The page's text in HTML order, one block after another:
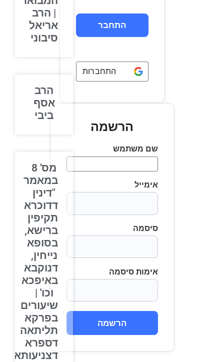
התחברות באמצעות
הרשמה
שם משתמש
אימייל
סיסמה
אימות סיסמה
הרשמה
| הרב
אריאל
סיבוני
הרב
אסף
ביבי
מס' 8
במאמר
"דינין
דדוכרא
תקיפין
ברישא,
בסופא
נייחין,
דנוקבא
באיפכא
וכו' |
שיעורים
בפרקא
תליתאה
דספרא
דצניעותא